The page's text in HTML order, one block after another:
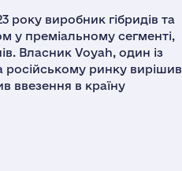
виробник гібридів та
у преміальному сегменті,
Власник Voyah, один із
російському ринку вирішив
ввезення в країну